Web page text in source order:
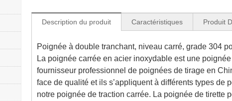
Description du produit Caractéristiques Produit
Poignée à double tranchant, niveau carré, grade 304
La poignée carrée en acier inoxydable est une
fournisseur professionnel de poignées de tirage en
face de qualité et ils s’appliquent à différents types de
notre poignée de traction carrée. La poignée de tirette